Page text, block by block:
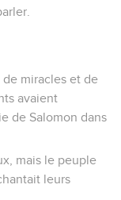
miracles et de
avaient
de Salomon dans
mais le peuple
leurs